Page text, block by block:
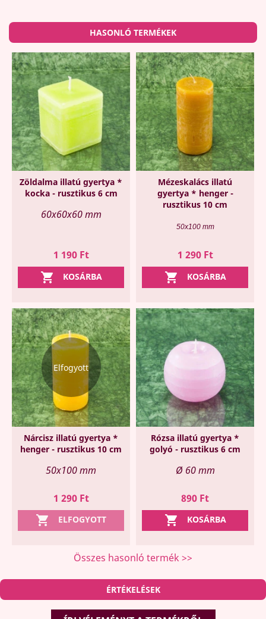
HASONLÓ TERMÉKEK
Zöldalma illatú gyertya *
kocka - rusztikus 6 cm
60x60x60 mm
Ár
1 190 Ft
 KOSÁRBA
Mézeskalács illatú
gyertya * henger -
rusztikus 10 cm
50x100 mm
Ár
1 290 Ft
 KOSÁRBA
Elfogyott
Nárcisz illatú gyertya *
henger - rusztikus 10 cm
50x100 mm
Ár
1 290 Ft
 ELFOGYOTT
Rózsa illatú gyertya *
golyó - rusztikus 6 cm
Ø 60 mm
Ár
890 Ft
 KOSÁRBA
Összes hasonló termék >>
ÉRTÉKELÉSEK